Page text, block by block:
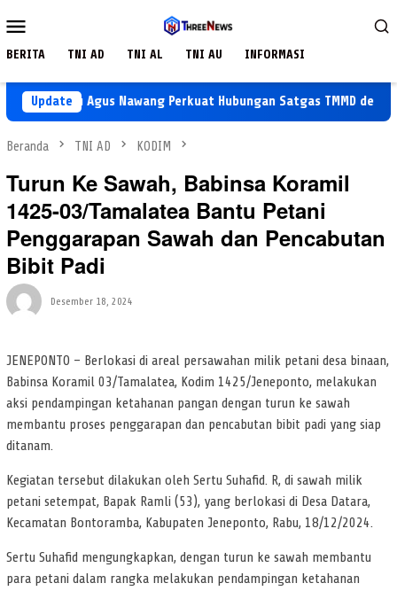
ke
Mobile
BERITA TNI AD TNI AL TNI AU INFORMASI
Update
Koptu Agus Nawang Perkuat Hubungan Satgas TMMD dengan
Beranda TNI AD KODIM
Turun Ke Sawah, Babinsa Koramil
1425-03/Tamalatea Bantu Petani
Penggarapan Sawah dan Pencabutan
Bibit Padi
Desember 18, 2024
JENEPONTO – Berlokasi di areal persawahan milik petani desa binaan,
Babinsa Koramil 03/Tamalatea, Kodim 1425/Jeneponto, melakukan
aksi pendampingan ketahanan pangan dengan turun ke sawah
membantu proses penggarapan dan pencabutan bibit padi yang siap
ditanam.
Kegiatan tersebut dilakukan oleh Sertu Suhafid. R, di sawah milik
petani setempat, Bapak Ramli (53), yang berlokasi di Desa Datara,
Kecamatan Bontoramba, Kabupaten Jeneponto, Rabu, 18/12/2024.
Sertu Suhafid mengungkapkan, dengan turun ke sawah membantu
para petani dalam rangka melakukan pendampingan ketahanan